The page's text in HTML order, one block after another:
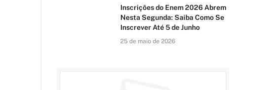
Inscrições do Enem 2026 Abrem
Nesta Segunda: Saiba Como Se
Inscrever Até 5 de Junho
25 de maio de 2026